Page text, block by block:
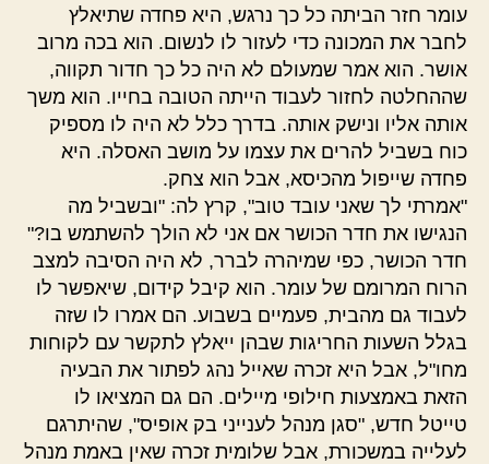
עומר חזר הביתה כל כך נרגש, היא פחדה שתיאלץ
לחבר את המכונה כדי לעזור לו לנשום. הוא בכה מרוב
אושר. הוא אמר שמעולם לא היה כל כך חדור תקווה,
שההחלטה לחזור לעבוד הייתה הטובה בחייו. הוא משך
אותה אליו ונישק אותה. בדרך כלל לא היה לו מספיק
כוח בשביל להרים את עצמו על מושב האסלה. היא
פחדה שייפול מהכיסא, אבל הוא צחק.
"אמרתי לך שאני עובד טוב", קרץ לה: "ובשביל מה
הנגישו את חדר הכושר אם אני לא הולך להשתמש בו?"
חדר הכושר, כפי שמיהרה לברר, לא היה הסיבה למצב
הרוח המרומם של עומר. הוא קיבל קידום, שיאפשר לו
לעבוד גם מהבית, פעמיים בשבוע. הם אמרו לו שזה
בגלל השעות החריגות שבהן ייאלץ לתקשר עם לקוחות
מחו"ל, אבל היא זכרה שאייל נהג לפתור את הבעיה
הזאת באמצעות חילופי מיילים. הם גם המציאו לו
טייטל חדש, "סגן מנהל לענייני בק אופיס", שהיתרגם
לעלייה במשכורת, אבל שלומית זכרה שאין באמת מנהל